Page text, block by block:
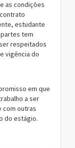
as condições
estudante
partes tem
respeitados
vigência do
em que
a ser
com outras
do estágio.